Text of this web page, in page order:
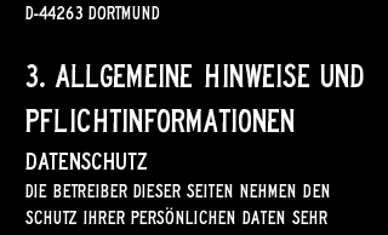
D-44263 Dortmund
3. Allgemeine Hinweise und
Pflicht­informationen
Datenschutz
Die Betreiber dieser Seiten nehmen den
Schutz Ihrer persönlichen Daten sehr